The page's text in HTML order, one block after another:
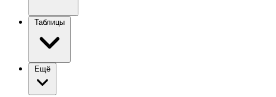
Таблицы
Ещё